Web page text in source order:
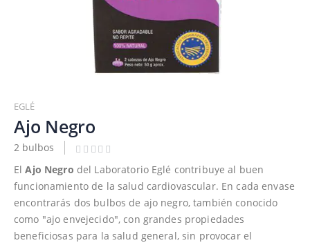
al
comienzo
de
la
galería
imágenes
EGLÉ
Ajo Negro
2 bulbos
ElAjo Negro del Laboratorio Eglé contribuye al buen
funcionamiento de la salud cardiovascular. En cada envase
encontrarás dos bulbos de ajo negro, también conocido
como "ajo envejecido", con grandes propiedades
beneficiosas para la salud general, sin provocar el